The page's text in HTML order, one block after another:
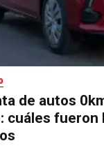
de autos
cuáles fueron